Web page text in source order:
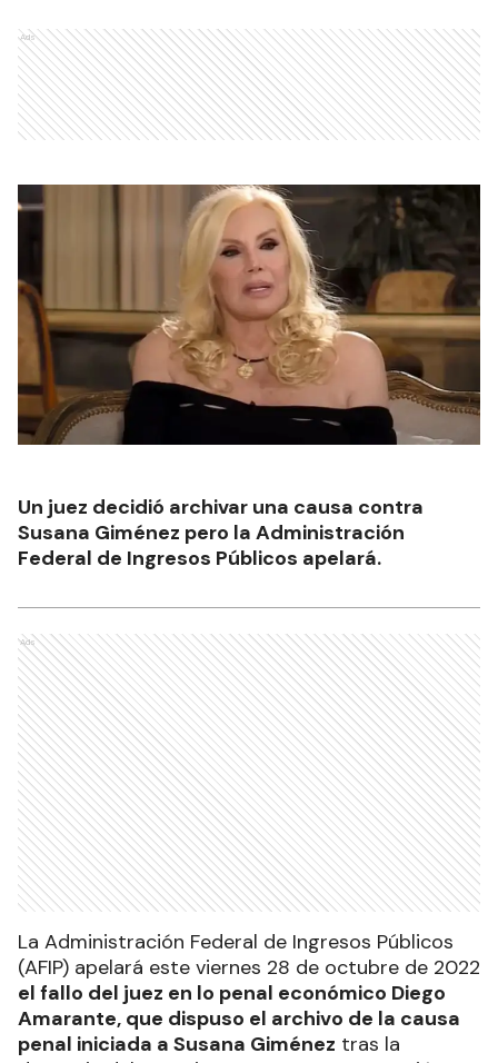
Ads
Un juez decidió archivar una causa contra
Susana Giménez pero la Administración
Federal de Ingresos Públicos apelará.
Ads
La Administración Federal de Ingresos Públicos
(AFIP) apelará este viernes 28 de octubre de 2022
el fallo del juez en lo penal económico Diego
Amarante, que dispuso el archivo de la causa
penal iniciada a Susana Giménez tras la